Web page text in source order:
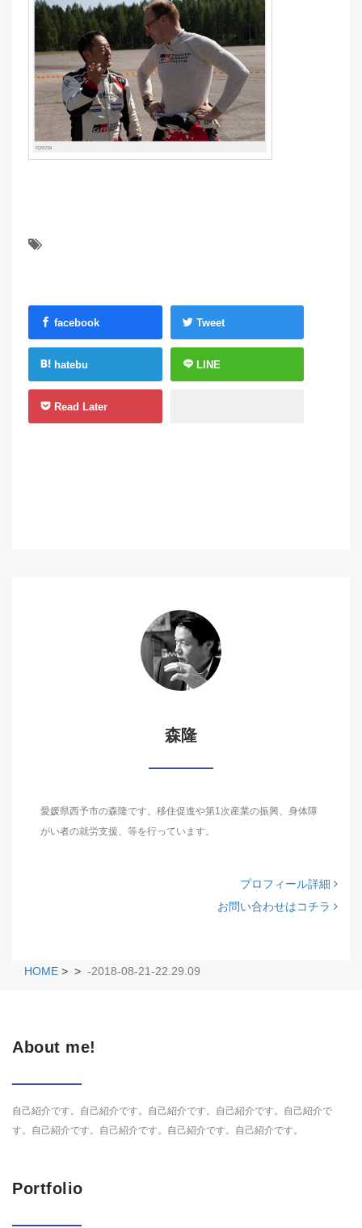
facebook Tweet
hatebu LINE
Read Later
森隆
愛媛県西予市の森隆です。移住促進や第1次産業の振興、身体障
がい者の就労支援、等を行っています。
プロフィール詳細
お問い合わせはコチラ
HOME > > -2018-08-21-22.29.09
About me!
自己紹介です。自己紹介です。自己紹介です。自己紹介です。自己紹介で
す。自己紹介です。自己紹介です。自己紹介です。自己紹介です。
Portfolio